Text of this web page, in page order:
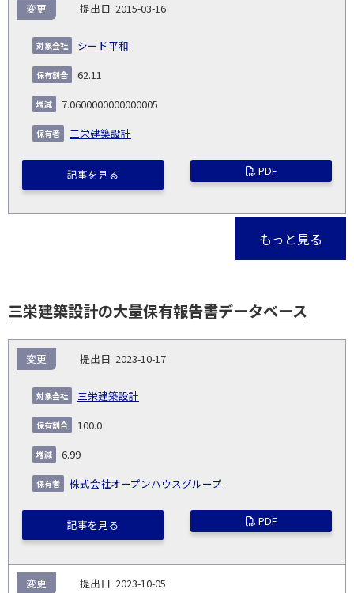
2015-03-16
シード平和
変更
62.11
7.0600000000000005
三栄建築設計
記事を見る PDF
もっと見る
三栄建築設計の大量保有報告書データベース
NO.
告
義
務
発
生
日
出
コー
2023-10-17
三栄建築設計
変更
100.0
6.99
株式会社オープンハウスグループ
記事を見る PDF
2023-10-05
変更